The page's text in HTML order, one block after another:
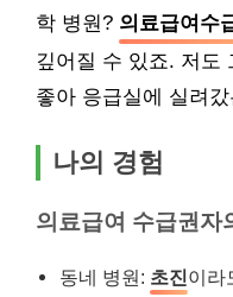
학 병원? 의료급여수
깊어질 수 있죠. 저도
좋아 응급실에 실려
나의 경험
의료급여 수급권자
동네 병원: 초진이라